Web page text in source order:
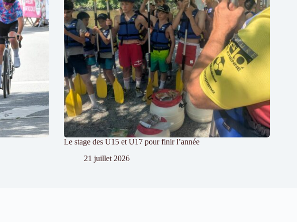
Le stage des U15 et U17 pour finir l’année
21 juillet 2026